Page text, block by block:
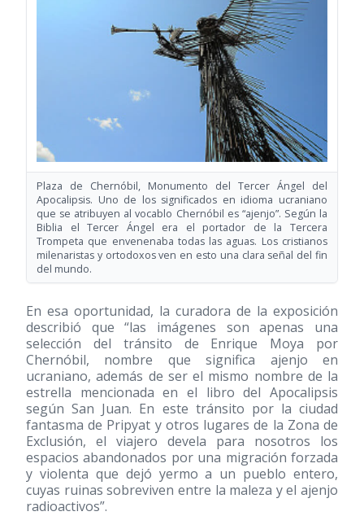
Plaza de Chernóbil, Monumento del Tercer Ángel del
Apocalipsis. Uno de los significados en idioma ucraniano
que se atribuyen al vocablo Chernóbil es “ajenjo”. Según la
Biblia el Tercer Ángel era el portador de la Tercera
Trompeta que envenenaba todas las aguas. Los cristianos
milenaristas y ortodoxos ven en esto una clara señal del fin
del mundo.
En esa oportunidad, la curadora de la exposición
describió que “las imágenes son apenas una
selección del tránsito de Enrique Moya por
Chernóbil, nombre que significa ajenjo en
ucraniano, además de ser el mismo nombre de la
estrella mencionada en el libro del Apocalipsis
según San Juan. En este tránsito por la ciudad
fantasma de Pripyat y otros lugares de la Zona de
Exclusión, el viajero devela para nosotros los
espacios abandonados por una migración forzada
y violenta que dejó yermo a un pueblo entero,
cuyas ruinas sobreviven entre la maleza y el ajenjo
radioactivos”.